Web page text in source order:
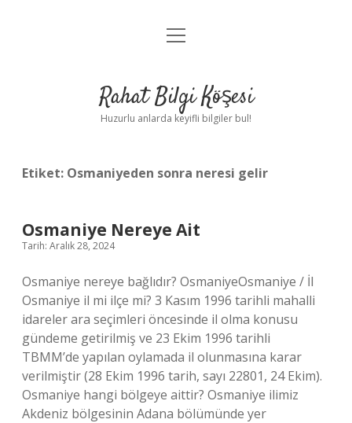
Anasayfa
Yasal Uyarı
menüyü
Rahat Bilgi Köşesi
Huzurlu anlarda keyifli bilgiler bul!
Etiket: Osmaniyeden sonra neresi gelir
Osmaniye Nereye Ait
Tarih: Aralık 28, 2024
Osmaniye nereye bağlıdır? OsmaniyeOsmaniye / İl
Osmaniye il mi ilçe mi? 3 Kasım 1996 tarihli mahalli
idareler ara seçimleri öncesinde il olma konusu
gündeme getirilmiş ve 23 Ekim 1996 tarihli
TBMM’de yapılan oylamada il olunmasına karar
verilmiştir (28 Ekim 1996 tarih, sayı 22801, 24 Ekim).
Osmaniye hangi bölgeye aittir? Osmaniye ilimiz
Akdeniz bölgesinin Adana bölümünde yer